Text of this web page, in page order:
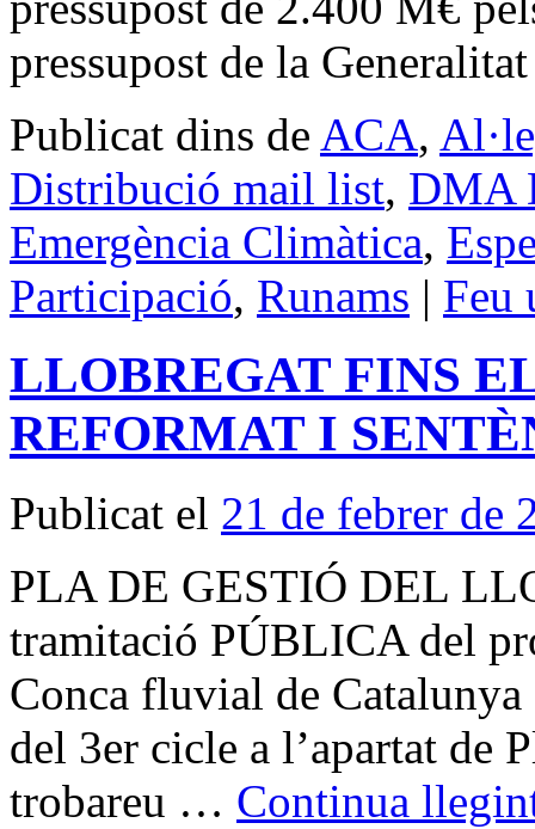
pressupost de la
Publicat dins de ACA,
Distribució mail list, DMA
Emergència Climàtica,
Participació, Runams | Feu
LLOBREGAT FINS
REFORMAT I
Publicat el 21 de febrer de
PLA DE GESTIÓ DEL
tramitació PÚBLICA del
Conca fluvial de
del 3er cicle a l’apartat de
trobareu … Continua